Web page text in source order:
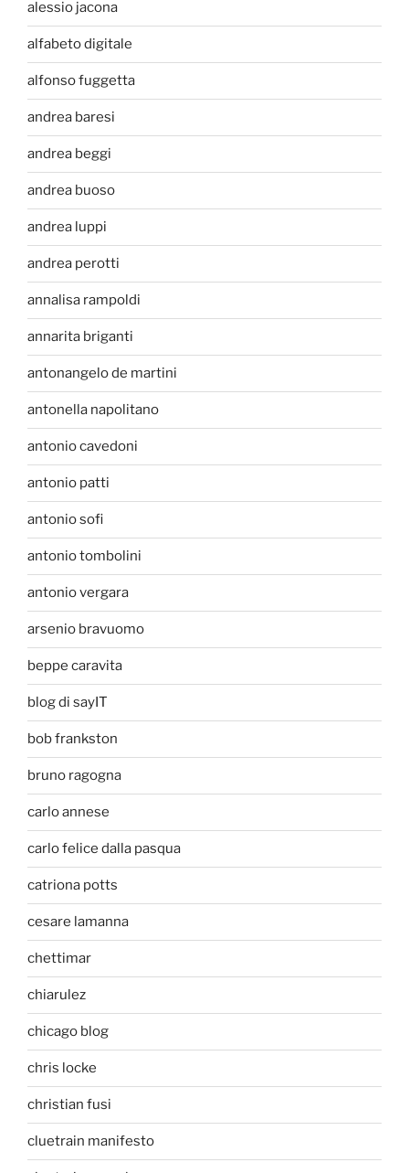
alessio jacona
alfabeto digitale
alfonso fuggetta
andrea baresi
andrea beggi
andrea buoso
andrea luppi
andrea perotti
annalisa rampoldi
annarita briganti
antonangelo de martini
antonella napolitano
antonio cavedoni
antonio patti
antonio sofi
antonio tombolini
antonio vergara
arsenio bravuomo
beppe caravita
blog di sayIT
bob frankston
bruno ragogna
carlo annese
carlo felice dalla pasqua
catriona potts
cesare lamanna
chettimar
chiarulez
chicago blog
chris locke
christian fusi
cluetrain manifesto